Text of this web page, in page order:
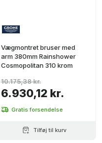
Vægmontret bruser med
arm 380mm Rainshower
Cosmopolitan 310 krom
6.930,12 kr.
10.175,38 kr.
Gratis forsendelse
Tilføj til kurv